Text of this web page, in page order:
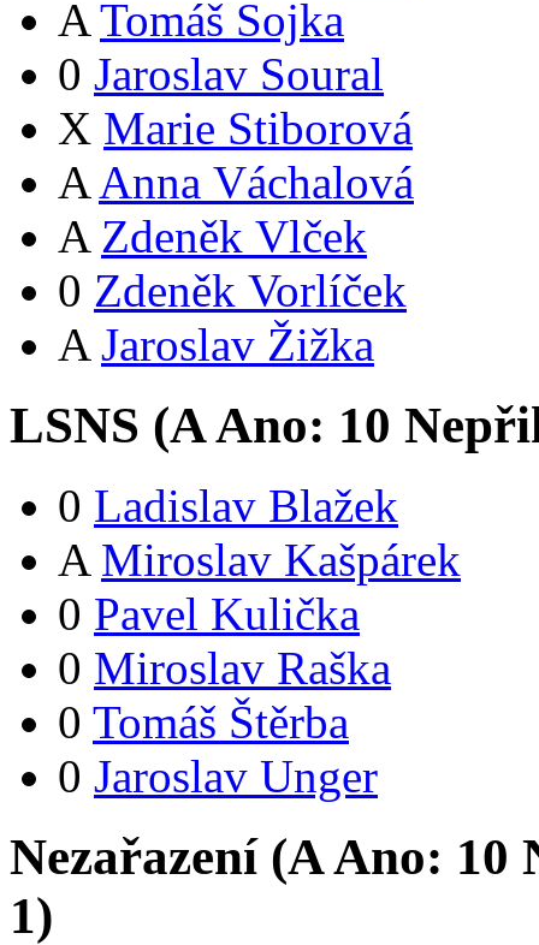
A Tomáš Sojka
0 Jaroslav Soural
X Marie Stiborová
A Anna Váchalová
A Zdeněk Vlček
0 Zdeněk Vorlíček
A Jaroslav Žižka
LSNS (AAno: 10
0 Ladislav Blažek
A Miroslav Kašpárek
0 Pavel Kulička
0 Miroslav Raška
0 Tomáš Štěrba
0 Jaroslav Unger
Nezařazení (AAno: 10
1)